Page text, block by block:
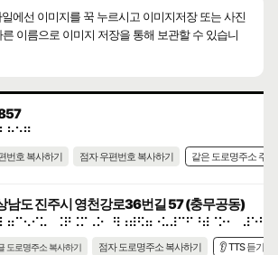
일에선 이미지를 꾹 누르시고 이미지저장 또는 사진
이름으로 이미지 저장을 통해 보관할 수 있습니
번호 복사하기 점자 우편번호 복사하기 같은 도로명주소 주
남도 진주시 영천강로36번길 57 (충무공동)
도로명주소 복사하기 점자 도로명주소 복사하기 👂 TTS 듣기